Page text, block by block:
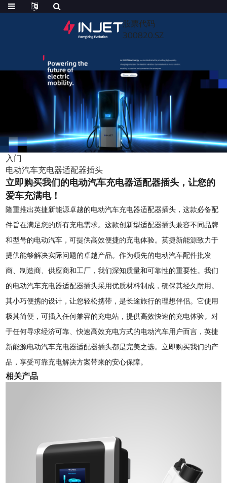
股票代码
300820.SZ
入门
电动汽车充电器适配器插头
立即购买我们的电动汽车充电器适配器插头，让您的
爱车充满电！
隆重推出英捷新能源卓越的电动汽车充电器适配器插头，这款必备配
件旨在满足您的所有充电需求。这款创新型适配器插头兼容不同品牌
和型号的电动汽车，可提供高效便捷的充电体验。英捷新能源致力于
提供能够解决实际问题的卓越产品。作为领先的电动汽车配件批发
商、制造商、供应商和工厂，我们深知质量和可靠性的重要性。我们
的电动汽车充电器适配器插头采用优质材料制成，确保其经久耐用。
其小巧便携的设计，让您轻松携带，是长途旅行的理想伴侣。它使用
极其简便，可插入任何兼容的充电站，提供高效快速的充电体验。对
于任何寻求经济可靠、快速高效充电方式的电动汽车用户而言，英捷
新能源电动汽车充电器适配器插头都是完美之选。立即购买我们的产
品，享受可靠充电解决方案带来的安心保障。
相关产品